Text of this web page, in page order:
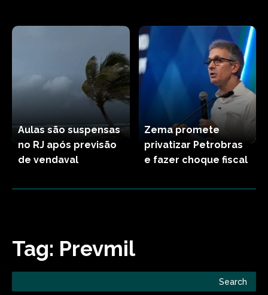
Aulas são suspensas
no RJ após previsão
de vendaval
Zema promete
privatizar Petrobras
e fazer choque fiscal
Tag: Prevmil
Search